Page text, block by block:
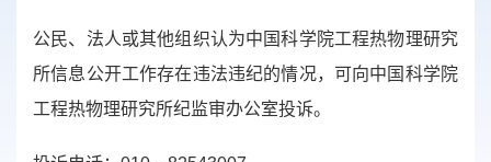
公民、法人或其他组织认为中国科学院工程热物理研究
所信息公开工作存在违法违纪的情况，可向中国科学院
工程热物理研究所纪监审办公室投诉。